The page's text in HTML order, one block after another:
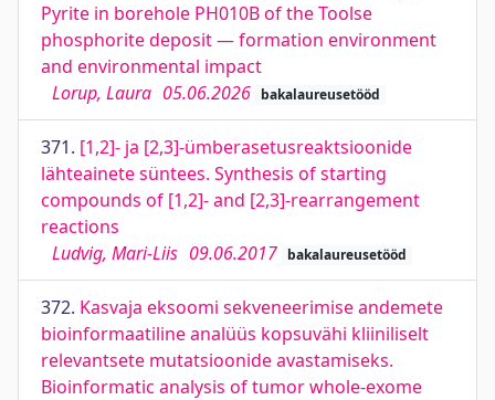
Pyrite in borehole PH010B of the Toolse
phosphorite deposit — formation environment
and environmental impact
Lorup, Laura 05.06.2026 bakalaureusetööd
371. [1,2]- ja [2,3]-ümberasetusreaktsioonide
lähteainete süntees. Synthesis of starting
compounds of [1,2]- and [2,3]-rearrangement
reactions
Ludvig, Mari-Liis 09.06.2017 bakalaureusetööd
372. Kasvaja eksoomi sekveneerimise andemete
bioinformaatiline analüüs kopsuvähi kliiniliselt
relevantsete mutatsioonide avastamiseks.
Bioinformatic analysis of tumor whole-exome